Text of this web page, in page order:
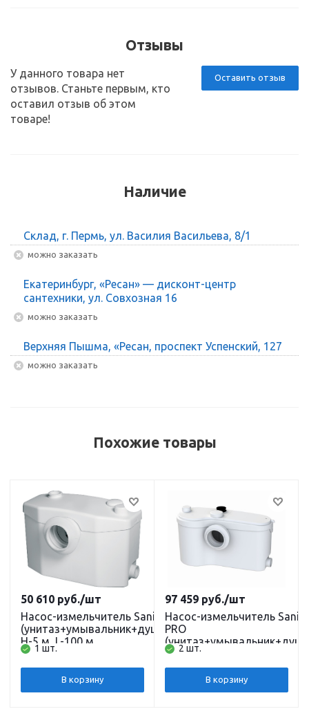
Отзывы
Оставить отзыв
У данного товара нет
отзывов. Станьте первым, кто
оставил отзыв об этом
товаре!
Наличие
Склад, г. Пермь, ул. Василия Васильева, 8/1
Можно заказать
Екатеринбург, «Ресан» — дисконт-центр
сантехники, ул. Совхозная 16
Можно заказать
Верхняя Пышма, «Ресан, проспект Успенский, 127
Можно заказать
Похожие товары
Насос-измельчитель SaniPro
(унитаз+умывальник+душ+биде)
Н-5 м, L-100 м
1 шт.
50 610 руб./шт
В корзину
Насос-измельчитель
PRO
H-7 м, L-110 м
2 шт.
97 459 руб./шт
В корзину